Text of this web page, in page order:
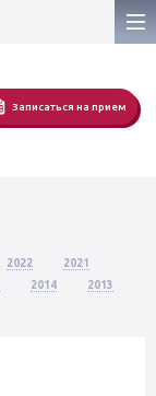
Записаться на прием
2022
2021
2014
2013